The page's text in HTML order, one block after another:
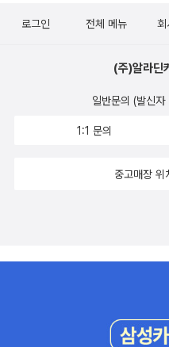
로그인 전체 메뉴 회
(주)알라딘
일반문의 (발신자
1:1 문의
중고매장 위